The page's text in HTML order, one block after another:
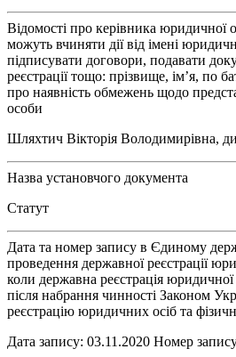
Відомості про керівника юридичної
можуть вчиняти дії від імені
підписувати договори, подавати
реєстрації тощо: прізвище, ім’я, по
про наявність обмежень щодо
особи
Шляхтич Вікторія Володимирівна,
Назва установчого документа
Статут
Дата та номер запису в Єдиному
проведення державної реєстрації
коли державна реєстрація
після набрання чинності Законом
реєстрацію юридичних осіб та
Дата запису: 03.11.2020 Номер